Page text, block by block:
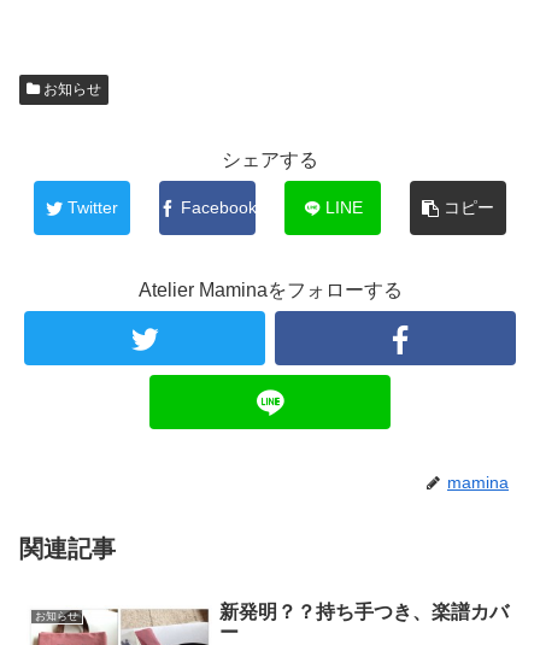
お知らせ
シェアする
Twitter Facebook LINE コピー
Atelier Maminaをフォローする
mamina
関連記事
お知らせ
新発明？？持ち手つき、楽譜カバ
ー